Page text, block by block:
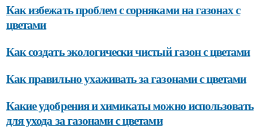
Как избежать проблем с сорняками на газонах с
цветами
Как создать экологически чистый газон с цветами
Как правильно ухаживать за газонами с цветами
Какие удобрения и химикаты можно использовать
для ухода за газонами с цветами